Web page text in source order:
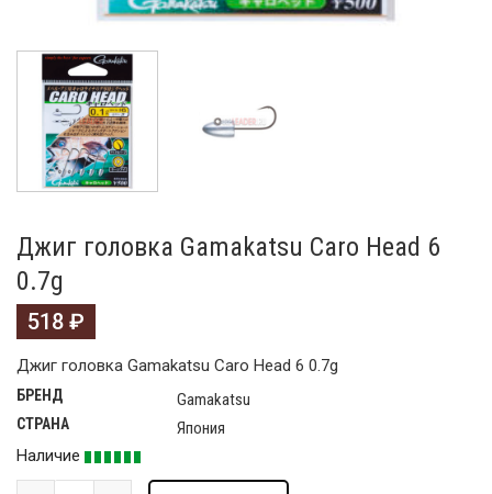
Джиг головка Gamakatsu Caro Head 6
0.7g
518 ₽
Джиг головка Gamakatsu Caro Head 6 0.7g
БРЕНД Gamakatsu
СТРАНА
Япония
Наличие